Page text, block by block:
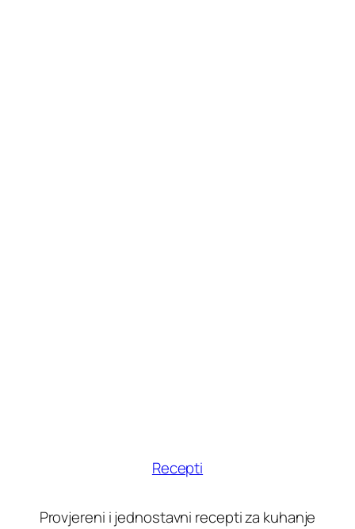
Recepti
Provjereni i jednostavni recepti za kuhanje